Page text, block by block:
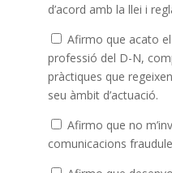
d’acord amb la llei i
Afirmo que acato
professió del D-N,
pràctiques que
seu àmbit d’actuació.
Afirmo que no
comunicacions